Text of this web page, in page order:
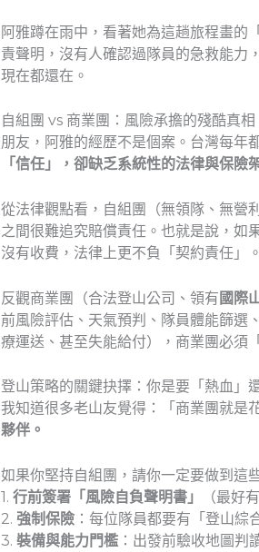
阿雅蹲在雨中，看著她為這趟旅程畫
責聲明，沒有人確認過隊員的急救能力
現在都還在。
自組團 vs 商業團：風險承擔的殘酷真相
朋友，阿雅的經歷不是個案。台灣每年
「信任」，卻缺乏系統性的法律與保險
從法律觀點看，自組團（無領隊、無
之間很難追究賠償責任。也就是說，如
沒有收費，法律上更不負「契約責任」
反觀商業團（合法登山公司、領有 國際
前風險評估、天氣預判、隊員體能篩選
療運送、甚至失能給付），商業團必須
登山策略的關鍵抉擇：你是要「熱血」
我知道很多老山友覺得：「商業團就是
夥伴。
如果你堅持自組團，請你一定要做到這
1. 行前簽署「風險自負聲明書」
（最好
2. 強制保險：每位隊員都要有「登山綜
3. 裝備與能力門檻：出發前驗收地圖判